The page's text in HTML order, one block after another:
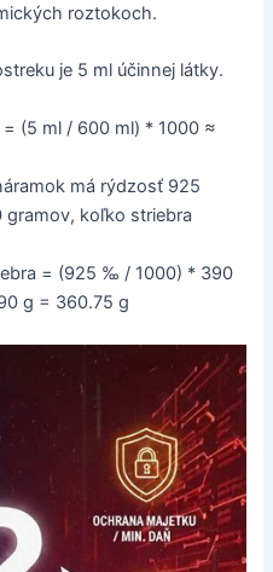
roztokoch.
je 5 ml účinnej látky.
= (5 ml / 600 ml) * 1000 ≈
má rýdzosť 925
gramov, koľko striebra
= (925 ‰ / 1000) * 390
g = 360.75 g